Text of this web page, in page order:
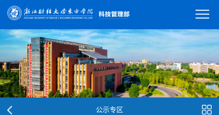
公示专区